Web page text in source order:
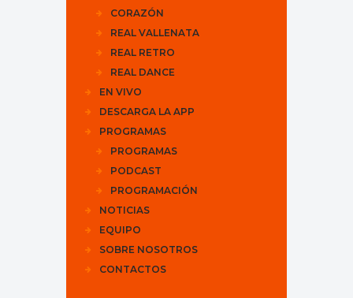
CORAZÓN
REAL VALLENATA
REAL RETRO
REAL DANCE
EN VIVO
DESCARGA LA APP
PROGRAMAS
PROGRAMAS
PODCAST
PROGRAMACIÓN
NOTICIAS
EQUIPO
SOBRE NOSOTROS
CONTACTOS